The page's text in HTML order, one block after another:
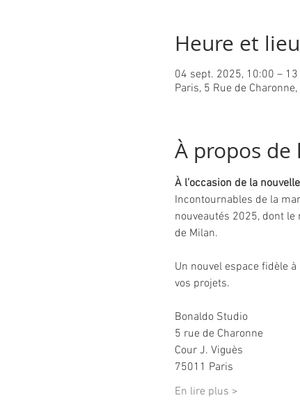
Heure et lieu
04 sept. 2025, 10:00 –
Paris, 5 Rue de
À propos de
À l’occasion de la
Incontournables de la
nouveautés 2025, dont
de Milan.
Un nouvel espace fidèle
vos projets.
Bonaldo Studio
5 rue de Charonne
Cour J. Viguès
75011 Paris
En lire plus >